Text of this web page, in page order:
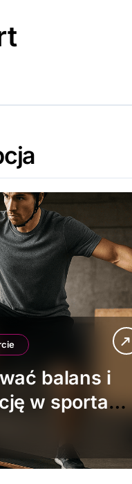
balans i
w sportach